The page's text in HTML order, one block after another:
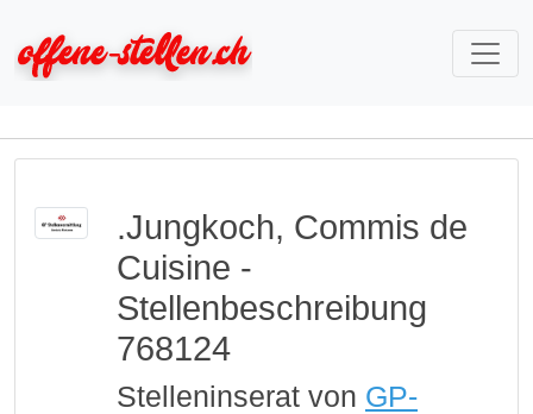
.Jungkoch, Commis de
Cuisine -
Stellenbeschreibung
768124
Stelleninserat von GP-